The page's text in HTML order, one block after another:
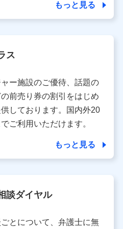
管理等付帯業務を行うため
て責任を有する者の名称・住
共同利用者（詳細は次のとお
番1号 山王パークタワー
締役社長 前田 義晃
14-10 アーバンネット日本橋
コモは、お客さまの情報を利
則を順守します 。
もっと見る
ス
ー施設のご優待、話題の
前売り券の割引をはじめ
しております。国内外20
ご利用いただけます。
もっと見る
談ダイヤル
とについて、弁護士に無